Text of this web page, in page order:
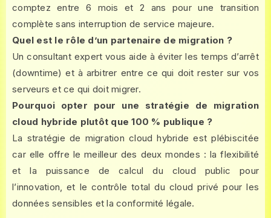
comptez entre 6 mois et 2 ans pour une transition
complète sans interruption de service majeure.
Quel est le rôle d’un partenaire de migration ?
Un consultant expert vous aide à éviter les temps d’arrêt
(downtime) et à arbitrer entre ce qui doit rester sur vos
serveurs et ce qui doit migrer.
Pourquoi opter pour une stratégie de migration
cloud hybride plutôt que 100 % publique ?
La stratégie de migration cloud hybride est plébiscitée
car elle offre le meilleur des deux mondes : la flexibilité
et la puissance de calcul du cloud public pour
l’innovation, et le contrôle total du cloud privé pour les
données sensibles et la conformité légale.